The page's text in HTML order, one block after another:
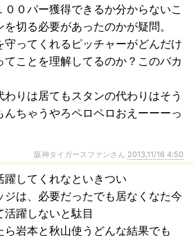
００パー獲得できるか分からないこ
切る必要があったのかが疑問。
守ってくれるピッチャーがどんだけ
てことを理解してるのか？このバカ
わりは居てもスタンの代わりはそう
んちゃうやろペロペロおえーーーっ
阪神タイガースファンさん 2013,11/16 4:50
躍してくれなといきつい
ジは、必要だったでも居なくなた今
活躍しないと駄目
ら岩本と秋山使うどんな結果でも